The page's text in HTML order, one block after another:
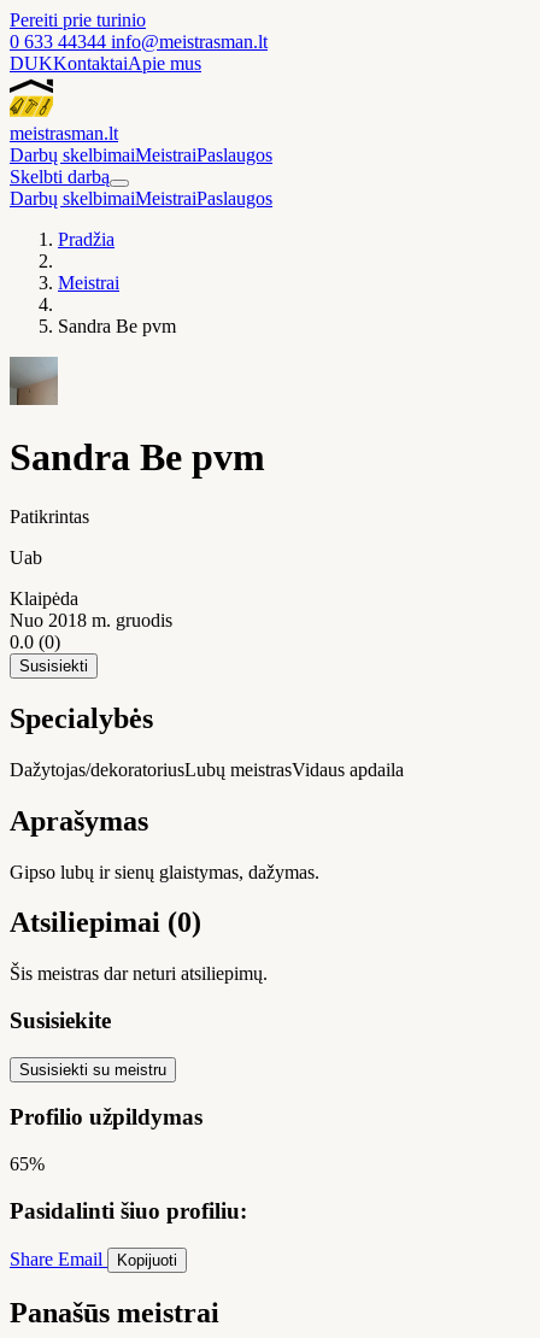
Pereiti prie turinio
0 633 44344 info@meistrasman.lt
DUKKontaktaiApie mus
meistrasman.lt
Darbų skelbimaiMeistraiPaslaugos
Skelbti darbą
Darbų skelbimaiMeistraiPaslaugos
Pradžia
Meistrai
Sandra Be pvm
Sandra Be pvm
Patikrintas
Uab
Klaipėda
Nuo 2018 m. gruodis
0.0 (0)
Susisiekti
Specialybės
Dažytojas/dekoratoriusLubų meistrasVidaus apdaila
Aprašymas
Gipso lubų ir sienų glaistymas, dažymas.
Atsiliepimai (0)
Šis meistras dar neturi atsiliepimų.
Susisiekite
Susisiekti su meistru
Profilio užpildymas
65%
Pasidalinti šiuo profiliu:
Share Email Kopijuoti
Panašūs meistrai